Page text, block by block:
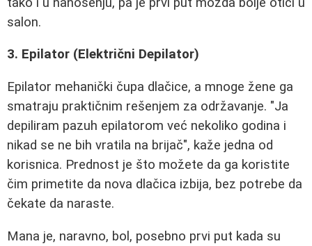
salon.
3. Epilator (Električni Depilator)
Epilator mehanički čupa dlačice, a mnoge žene ga
smatraju praktičnim rešenjem za održavanje. "Ja
depiliram pazuh epilatorom već nekoliko godina i
nikad se ne bih vratila na brijač", kaže jedna od
korisnica. Prednost je što možete da ga koristite
čim primetite da nova dlačica izbija, bez potrebe da
čekate da naraste.
Mana je, naravno, bol, posebno prvi put kada su